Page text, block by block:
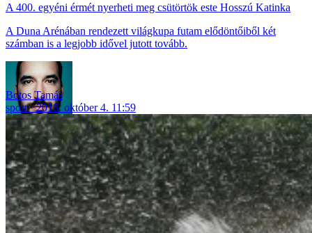
A 400. egyéni érmét nyerheti meg csütörtök este Hosszú Katinka
A Duna Arénában rendezett világkupa futam elődöntőiből két
számban is a legjobb idővel jutott tovább.
Botos Tamás
sport
2018. október 4. 11:59